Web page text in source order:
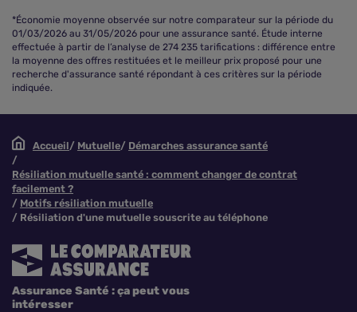
*Économie moyenne observée sur notre comparateur sur la période du
01/03/2026 au 31/05/2026 pour une assurance santé. Étude interne
effectuée à partir de l’analyse de 274 235 tarifications : différence entre
la moyenne des offres restituées et le meilleur prix proposé pour une
recherche d'assurance santé répondant à ces critères sur la période
indiquée.
Accueil Mutuelle Démarches assurance santé
Résiliation mutuelle santé : comment changer de contrat
facilement ?
Motifs résiliation mutuelle
Résiliation d'une mutuelle souscrite au téléphone
Assurance Santé : ça peut vous
intéresser